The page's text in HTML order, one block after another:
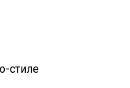
стиле